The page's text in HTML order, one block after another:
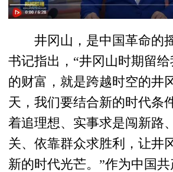
井冈山，是中国革命的
书记指出，“井冈山时期留
的财富，就是跨越时空的井
天，我们要结合新的时代条
着追理想、实事求是闯新路
关、依靠群众求胜利，让井
新的时代光芒。”作为中国